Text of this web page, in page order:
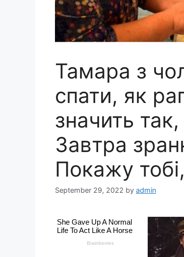
Тамара з
спати, як
значить
Завтра
Покажу
September 29, 2022 by admin